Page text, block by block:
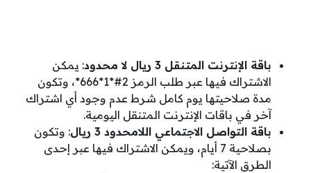
باقة الإنترنت المتنقل 3 ريال لا محدود
: يمكن
الاشتراك فيها عبر طلب الرمز 2#*1*666*، وتكون
مدة صلاحيتها يوم كامل شرط عدم وجود أي اشتراك
آخر في باقات الإنترنت المتنقل اليومية.
باقة التواصل الاجتماعي اللامحدود 3 ريال
: وتكون
بصلاحية 7 أيام، ويمكن الاشتراك فيها عبر إحدى
الطرق الآتية: